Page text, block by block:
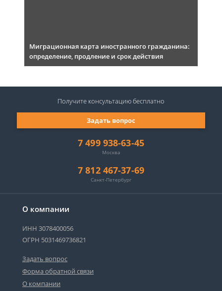
Миграционная карта иностранного гражданина:
определение, продление и срок действия
О компании
ИНН 3078400056
ОГРН 5031469736821
Задать вопрос
Форма обратной связи
О компании
7 499 938-63-45
Москва
7 812 467-37-69
Санкт-Петербург
Задать вопрос
Получите консультациюбесплатно